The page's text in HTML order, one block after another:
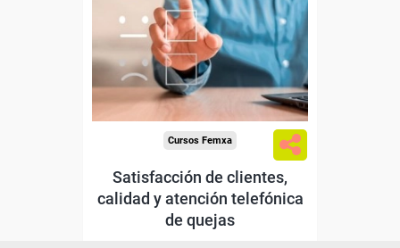
Para desempleados,
trabajadores y autónomos
de Madrid.
Para todos los sectores.
Cursos Femxa
Satisfacción de clientes,
calidad y atención telefónica
de quejas